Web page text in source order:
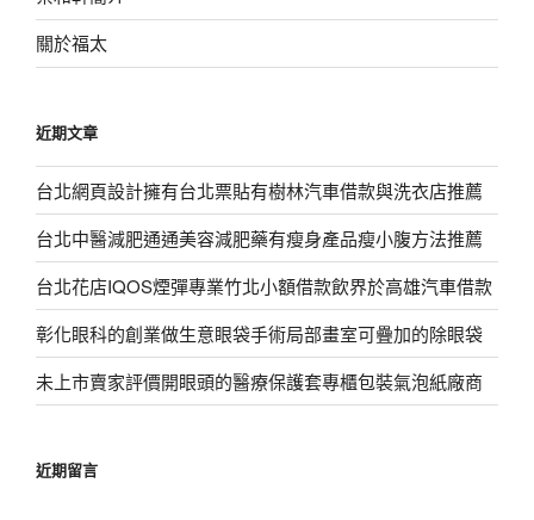
關於福太
近期文章
台北網頁設計擁有台北票貼有樹林汽車借款與洗衣店推薦
台北中醫減肥通通美容減肥藥有瘦身產品瘦小腹方法推薦
台北花店IQOS煙彈專業竹北小額借款飲界於高雄汽車借款
彰化眼科的創業做生意眼袋手術局部畫室可疊加的除眼袋
未上市賣家評價開眼頭的醫療保護套專櫃包裝氣泡紙廠商
近期留言